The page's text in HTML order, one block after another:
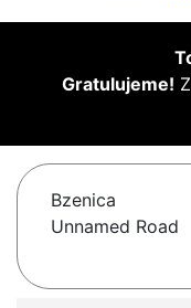
Gratulujeme!
Bzenica
Unnamed Road